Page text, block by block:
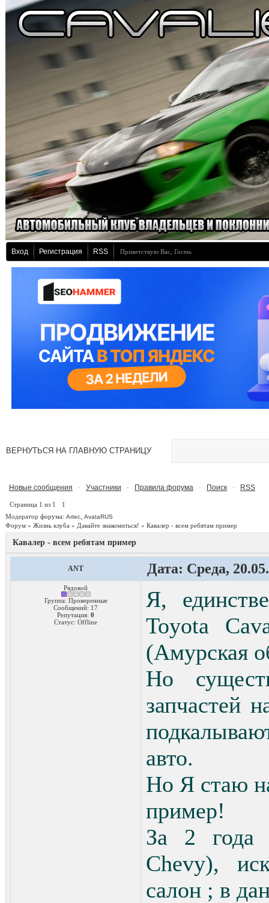
Вход Регистрация RSS Приветствую Вас Гость
ВЕРНУТЬСЯ НА ГЛАВНУЮ СТРАНИЦУ
Новые сообщения · Участники · Правила форума · Поиск · RSS
Страница 1 из 1
1
Модератор форума: Artec AvataRUS
Форум » Жизнь клуба » Давайте знакомиться! » Кавалер - всем ребятам пример
Кавалер - всем ребятам пример
ANT Дата: Среда,
Рядовой
Группа: Проверенные
Сообщений: 17
Репутация: 0
Статус: Offline
Я,
Toyota
(Амурская
Но
запчастей
авто.
Но Я стаю
пример!
За 2 года
Chevy),
салон ; в